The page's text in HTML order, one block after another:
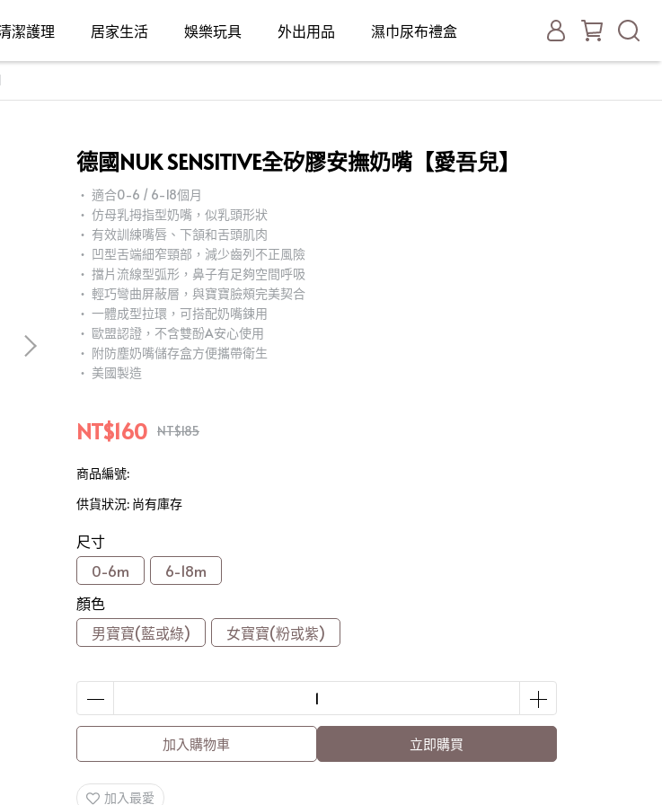
潔護理 居家生活 娛樂玩具 外出用品 濕巾尿布禮盒
德國NUK SENSITIVE全矽膠安撫奶嘴【愛吾兒】
‧ 適合0-6 / 6-18個月
‧ 仿母乳拇指型奶嘴，似乳頭形狀
‧ 有效訓練嘴唇、下頷和舌頭肌肉
‧ 凹型舌端細窄頸部，減少齒列不正風險
‧ 擋片流線型弧形，鼻子有足夠空間呼吸
‧ 輕巧彎曲屏蔽層，與寶寶臉頰完美契合
‧ 一體成型拉環，可搭配奶嘴鍊用
‧ 歐盟認證，不含雙酚A安心使用
‧ 附防塵奶嘴儲存盒方便攜帶衛生
‧ 美國製造
NT$160 NT$185
商品編號:
供貨狀況: 尚有庫存
尺寸
0-6m
6-18m
顏色
男寶寶(藍或綠)
女寶寶(粉或紫)
加入購物車 立即購買
加入最愛